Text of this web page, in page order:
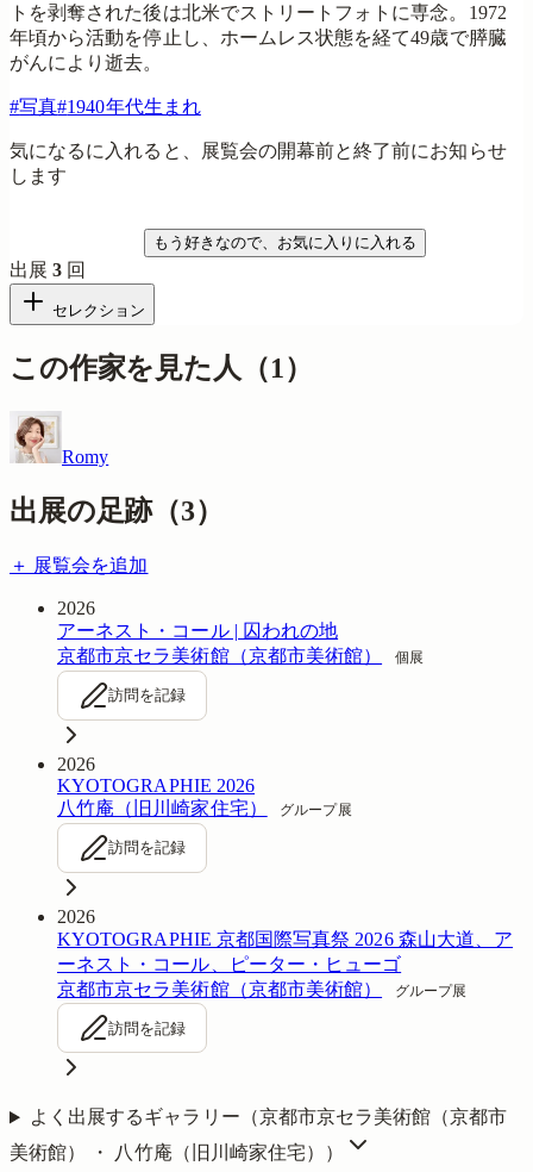
トを剥奪された後は北米でストリートフォトに専念。1972
年頃から活動を停止し、ホームレス状態を経て49歳で膵臓
がんにより逝去。
#写真#1940年代生まれ
気になるに入れると、展覧会の開幕前と終了前にお知らせ
します
もう好きなので、お気に入りに入れる
出展3 回
セレクション
この作家を見た人 （1）
Romy
出展の足跡（3）
＋ 展覧会を追加
2026
アーネスト・コール | 囚われの地
京都市京セラ美術館（京都市美術館）
個展
訪問を記録
2026
KYOTOGRAPHIE 2026
八竹庵（旧川崎家住宅）
グループ展
訪問を記録
2026
KYOTOGRAPHIE 京都国際写真祭 2026 森山大道、ア
ーネスト・コール、ピーター・ヒューゴ
京都市京セラ美術館（京都市美術館）
グループ展
訪問を記録
よく出展するギャラリー（京都市京セラ美術館（京都市
美術館） ・ 八竹庵（旧川崎家住宅）
）